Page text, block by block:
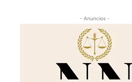
- Anuncios -